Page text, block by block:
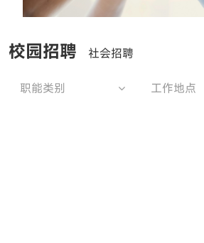
校园招聘 社会招聘
职能类别 工作地点